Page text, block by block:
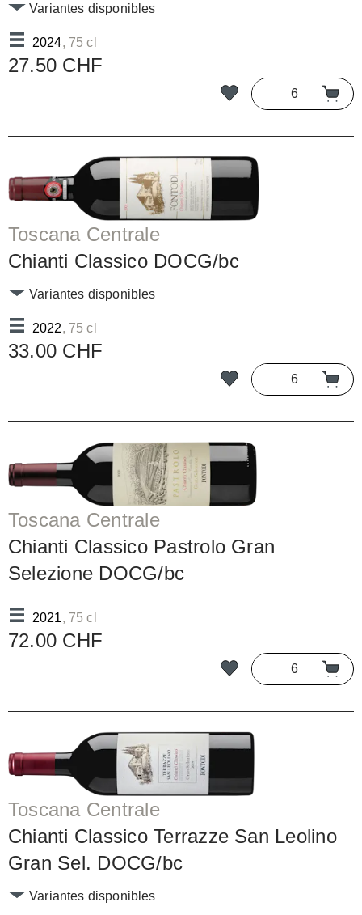
2024, 75 cl
Variantes disponibles
27.50 CHF
Toscana Centrale
Chianti Classico DOCG/bc
2022, 75 cl
Variantes disponibles
33.00 CHF
Toscana Centrale
Chianti Classico Pastrolo Gran
Selezione DOCG/bc
2021, 75 cl
72.00 CHF
Toscana Centrale
Chianti Classico Terrazze San Leolino
Gran Sel. DOCG/bc
Variantes disponibles